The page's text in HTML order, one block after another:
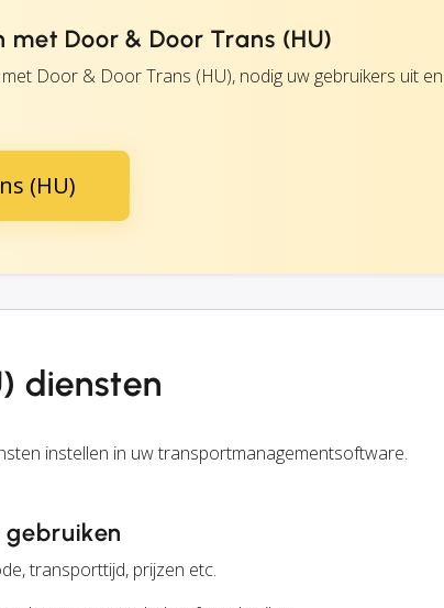
Door & Door Trans (HU)
Door & Door Trans (HU), nodig uw gebruikers uit
(HU)
diensten
instellen in uw transportmanagementsoftware.
transporttijd, prijzen etc.